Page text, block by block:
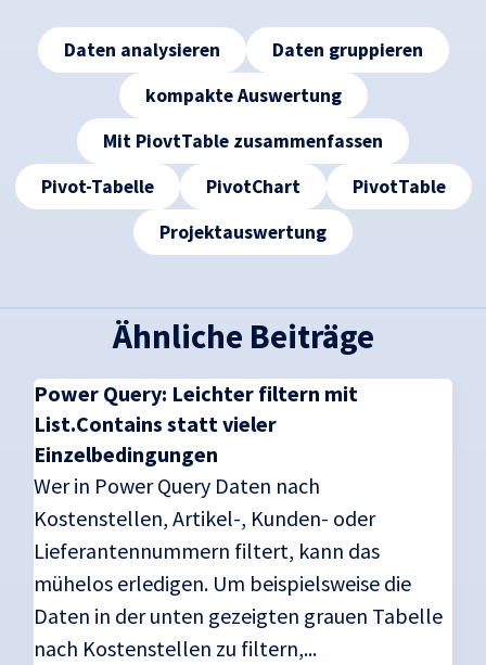
Tags Daten analysieren
Daten gruppieren
kompakte Auswertung
Mit PiovtTable zusammenfassen
Pivot-Tabelle
PivotChart
PivotTable
Projektauswertung
Ähnliche Beiträge
Power Query: Leichter filtern mit
List.Contains statt vieler
Einzelbedingungen
Wer in Power Query Daten nach
Kostenstellen, Artikel-, Kunden- oder
Lieferantennummern filtert, kann das
mühelos erledigen. Um beispielsweise die
Daten in der unten gezeigten grauen Tabelle
nach Kostenstellen zu filtern,...